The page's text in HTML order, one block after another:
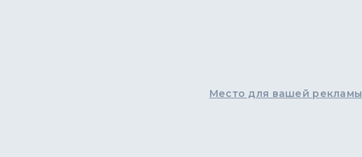
Место для вашей рекламы